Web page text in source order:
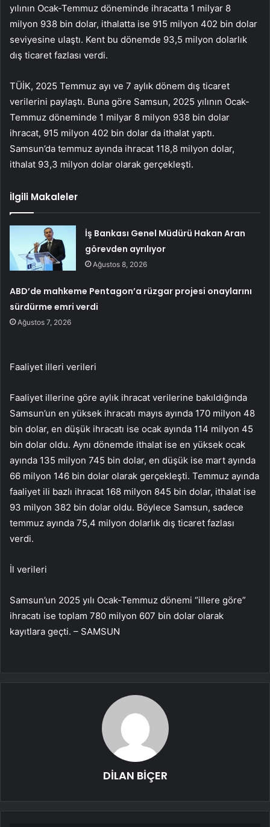
yılının Ocak-Temmuz döneminde ihracatta 1 milyar 8
milyon 938 bin dolar, ithalatta ise 915 milyon 402 bin dolar
seviyesine ulaştı. Kent bu dönemde 93,5 milyon dolarlık
dış ticaret fazlası verdi.
TÜİK, 2025 Temmuz ayı ve 7 aylık dönem dış ticaret
verilerini paylaştı. Buna göre Samsun, 2025 yılının Ocak-
Temmuz döneminde 1 milyar 8 milyon 938 bin dolar
ihracat, 915 milyon 402 bin dolar da ithalat yaptı.
Samsun’da temmuz ayında ihracat 118,8 milyon dolar,
ithalat 93,3 milyon dolar olarak gerçekleşti.
İlgili Makaleler
İş Bankası Genel Müdürü Hakan Aran
görevden ayrılıyor
Ağustos 8, 2026
ABD’de mahkeme Pentagon’a rüzgar projesi onaylarını
sürdürme emri verdi
Ağustos 7, 2026
Faaliyet illeri verileri
Faaliyet illerine göre aylık ihracat verilerine bakıldığında
Samsun’un en yüksek ihracatı mayıs ayında 170 milyon 48
bin dolar, en düşük ihracatı ise ocak ayında 114 milyon 45
bin dolar oldu. Aynı dönemde ithalat ise en yüksek ocak
ayında 135 milyon 745 bin dolar, en düşük ise mart ayında
66 milyon 146 bin dolar olarak gerçekleşti. Temmuz ayında
faaliyet ili bazlı ihracat 168 milyon 845 bin dolar, ithalat ise
93 milyon 382 bin dolar oldu. Böylece Samsun, sadece
temmuz ayında 75,4 milyon dolarlık dış ticaret fazlası
verdi.
İl verileri
Samsun’un 2025 yılı Ocak-Temmuz dönemi “illere göre”
ihracatı ise toplam 780 milyon 607 bin dolar olarak
kayıtlara geçti. – SAMSUN
DİLAN BİÇER